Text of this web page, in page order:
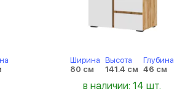
Ширина
80 см
Высота
141.4 см
Глубина
46 см
в наличии: 14 шт.